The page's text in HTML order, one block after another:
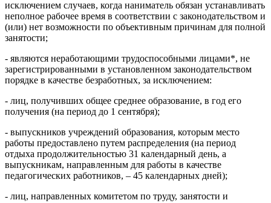
исключением случаев, когда наниматель обязан устанавливать
неполное рабочее время в соответствии с законодательством и
(или) нет возможности по объективным причинам для полной
занятости;
- являются неработающими трудоспособными лицами*, не
зарегистрированными в установленном законодательством
порядке в качестве безработных, за исключением:
- лиц, получивших общее среднее образование, в год его
получения (на период до 1 сентября);
- выпускников учреждений образования, которым место
работы предоставлено путем распределения (на период
отдыха продолжительностью 31 календарный день, а
выпускникам, направленным для работы в качестве
педагогических работников, – 45 календарных дней);
- лиц, направленных комитетом по труду, занятости и